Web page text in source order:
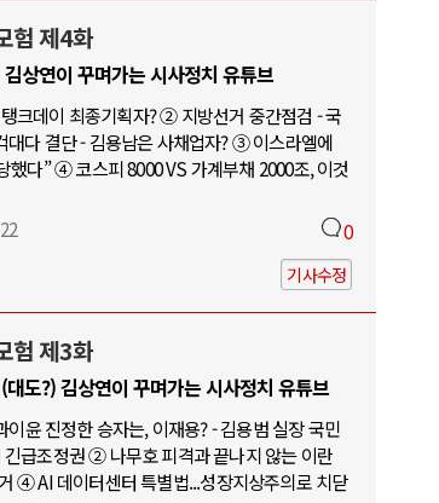
험 제4화
상연이 꾸며가는 시사정치 유튜브
크데이 최종기획자? ② 지방선거 중간점검 - 국
대다 결단 - 김용남은 사채업자? ③ 이스라엘에
했다” ④ 코스피 8000 VS 가계부채 2000조, 이것
0
기사수정
험 제3화
도?) 김상연이 꾸며가는 시사정치 유튜브
윤 진정한 승자는, 이재용? - 김용범 실장 국민
급조정권 ② 나무호 피격과 끝나지 않는 이란
④ AI 데이터센터 특별법...성장지상주의로 치닫